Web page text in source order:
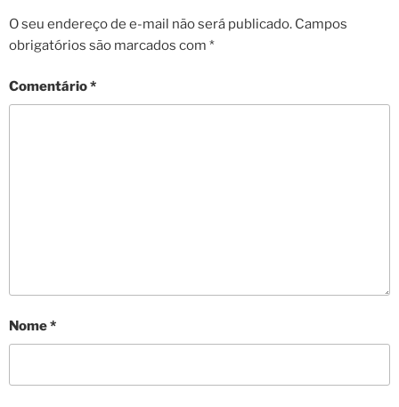
O seu endereço de e-mail não será publicado. Campos
obrigatórios são marcados com *
Comentário*
Nome*